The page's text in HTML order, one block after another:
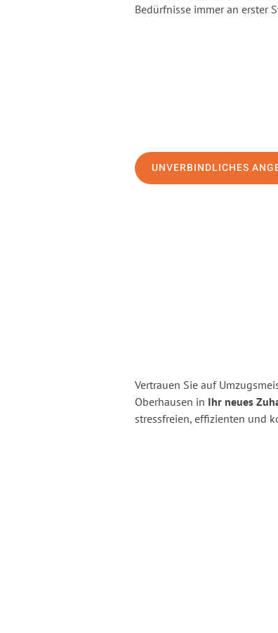
Bedürfnisse immer an erster
UNVERBINDLICHES
Vertrauen Sie auf
Oberhausen in Ihr neues
stressfreien, effizienten und